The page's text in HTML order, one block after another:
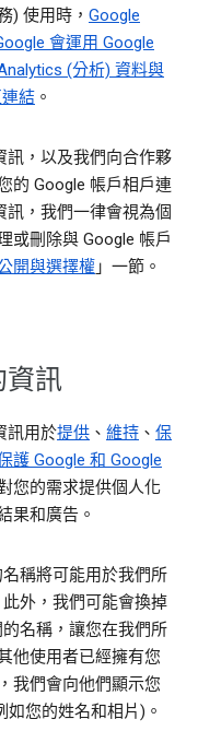
) 使用時， Google
會運用 Google
(分析) 資料與
結 。
訊，以及我們向合作夥
的 Google 帳戶相戶連
訊，我們一律會視為個
或刪除與 Google 帳戶
開與選擇權 」一節。
訊
訊用於提供 、 維持 、 保
護 Google 和 Google
您的需求提供個人化
果和廣告。
稱將可能用於我們所
外，我們可能會換掉
名稱，讓您在我們所
他使用者已經擁有您
我們會向他們顯示您
您的姓名和相片)。